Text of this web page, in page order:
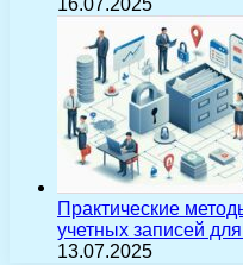
Практические
учетных записей
13.07.2025